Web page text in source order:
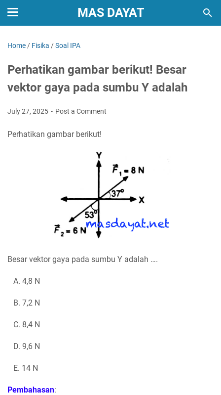
MAS DAYAT
Home / Fisika /Soal IPA
Perhatikan gambar berikut! Besar
vektor gaya pada sumbu Y adalah
July 27, 2025 Post a Comment
Perhatikan gambar berikut!
Besar vektor gaya pada sumbu Y adalah ….
A. 4,8 N
B. 7,2 N
C. 8,4 N
D. 9,6 N
E. 14 N
Pembahasan: